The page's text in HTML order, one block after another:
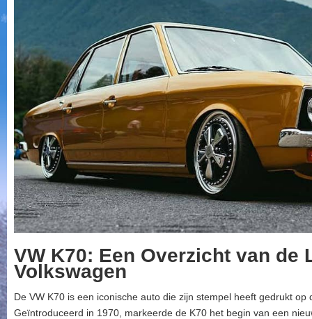
VW K70: Een Overzicht van de
Volkswagen
De VW K70 is een iconische auto die zijn stempel heeft gedrukt op
Geïntroduceerd in 1970, markeerde de K70 het begin van een